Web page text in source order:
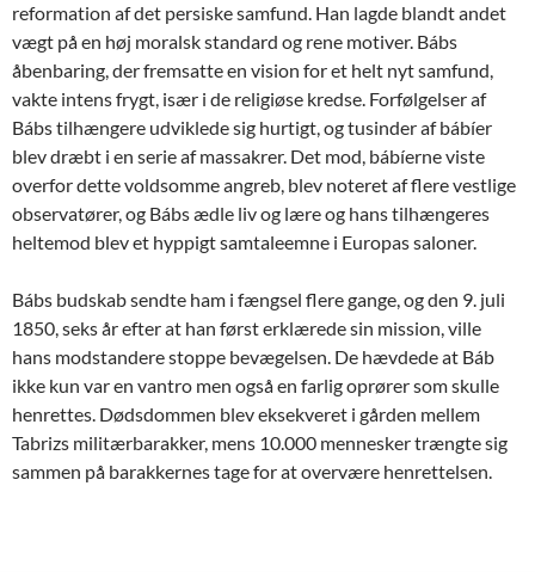
reformation af det persiske samfund. Han lagde blandt andet
vægt på en høj moralsk standard og rene motiver. Bábs
åbenbaring, der fremsatte en vision for et helt nyt samfund,
vakte intens frygt, især i de religiøse kredse. Forfølgelser af
Bábs tilhængere udviklede sig hurtigt, og tusinder af bábíer
blev dræbt i en serie af massakrer. Det mod, bábíerne viste
overfor dette voldsomme angreb, blev noteret af flere vestlige
observatører, og Bábs ædle liv og lære og hans tilhængeres
heltemod blev et hyppigt samtaleemne i Europas saloner.
Bábs budskab sendte ham i fængsel flere gange, og den 9. juli
1850, seks år efter at han først erklærede sin mission, ville
hans modstandere stoppe bevægelsen. De hævdede at Báb
ikke kun var en vantro men også en farlig oprører som skulle
henrettes. Dødsdommen blev eksekveret i gården mellem
Tabrizs militærbarakker, mens 10.000 mennesker trængte sig
sammen på barakkernes tage for at overvære henrettelsen.